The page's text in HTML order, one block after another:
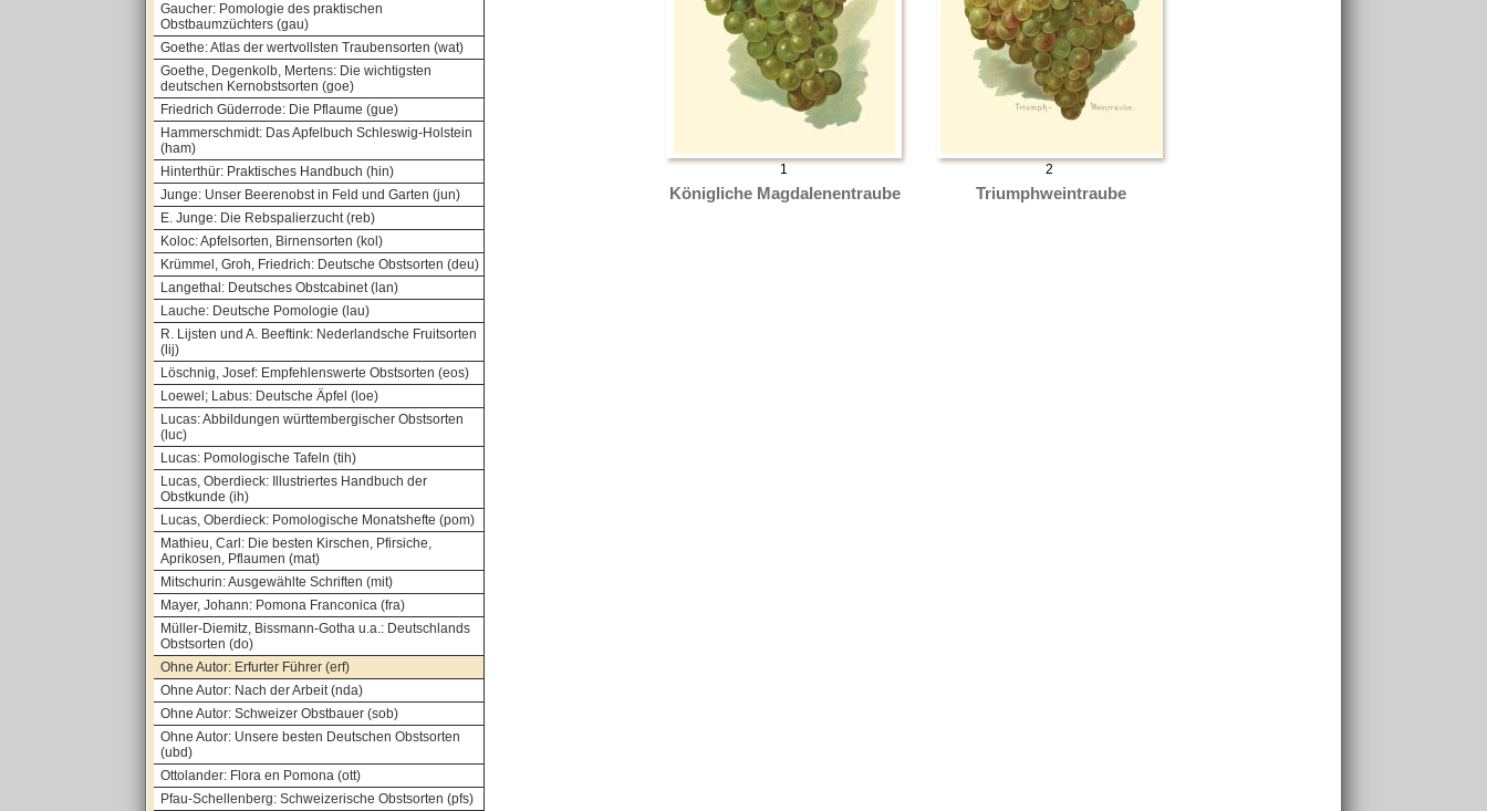
Gaucher: Pomologie des praktischen
Obstbaumzüchters (gau)
Goethe: Atlas der wertvollsten Traubensorten (wat)
Goethe, Degenkolb, Mertens: Die wichtigsten
deutschen Kernobstsorten (goe)
Friedrich Güderrode: Die Pflaume (gue)
Hammerschmidt: Das Apfelbuch Schleswig-Holstein
(ham)
Hinterthür: Praktisches Handbuch (hin)
Junge: Unser Beerenobst in Feld und Garten (jun)
E. Junge: Die Rebspalierzucht (reb)
Koloc: Apfelsorten, Birnensorten (kol)
Krümmel, Groh, Friedrich: Deutsche Obstsorten (deu)
Langethal: Deutsches Obstcabinet (lan)
Lauche: Deutsche Pomologie (lau)
R. Lijsten und A. Beeftink: Nederlandsche Fruitsorten
(lij)
Löschnig, Josef: Empfehlenswerte Obstsorten (eos)
Loewel; Labus: Deutsche Äpfel (loe)
Lucas: Abbildungen württembergischer Obstsorten
(luc)
Lucas: Pomologische Tafeln (tih)
Lucas, Oberdieck: Illustriertes Handbuch der
Obstkunde (ih)
Lucas, Oberdieck: Pomologische Monatshefte (pom)
Mathieu, Carl: Die besten Kirschen, Pfirsiche,
Aprikosen, Pflaumen (mat)
Mitschurin: Ausgewählte Schriften (mit)
Mayer, Johann: Pomona Franconica (fra)
Müller-Diemitz, Bissmann-Gotha u.a.: Deutschlands
Obstsorten (do)
Ohne Autor: Erfurter Führer (erf)
Ohne Autor: Nach der Arbeit (nda)
Ohne Autor: Schweizer Obstbauer (sob)
Ohne Autor: Unsere besten Deutschen Obstsorten
(ubd)
Ottolander: Flora en Pomona (ott)
Pfau-Schellenberg: Schweizerische Obstsorten (pfs)
1
Königliche Magdalenentraube
2
Triumphweintraube